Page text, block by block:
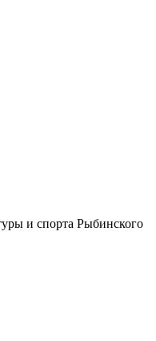
и спорта Рыбинского